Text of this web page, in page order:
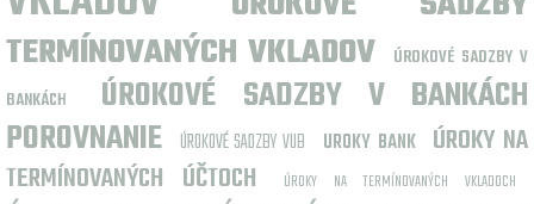
TERMÍNOVANÝCH VKLADOV
ÚROKOVÉ SADZBY V
BANKÁCH
ÚROKOVÉ SADZBY V BANKÁCH
POROVNANIE
ÚROKOVÉ SADZBY VUB UROKY BANK ÚROKY NA
TERMÍNOVANÝCH ÚČTOCH
ÚROKY NA TERMÍNOVANÝCH VKLADOCH